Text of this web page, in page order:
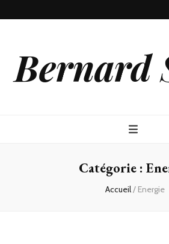
Bernard
Catégorie :
Accueil/ Energie